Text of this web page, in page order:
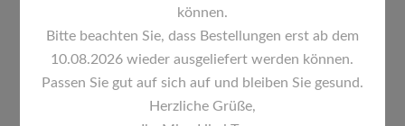
können.
Bitte beachten Sie, dass Bestellungen erst ab dem
10.08.2026 wieder ausgeliefert werden können.
Passen Sie gut auf sich auf und bleiben Sie gesund.
Herzliche Grüße,